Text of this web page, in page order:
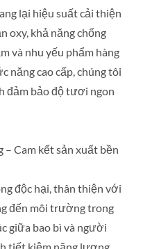
lại hiệu suất cải thiện
oxy, khả năng chống
và nhu yếu phẩm hàng
năng cao cấp, chúng tôi
đảm bảo độ tươi ngon
Cam kết sản xuất bền
độc hại, thân thiện với
đến môi trường trong
giữa bao bì và người